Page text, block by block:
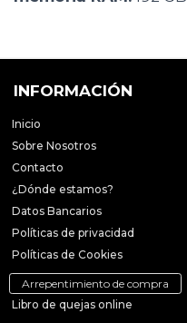
INFORMACIÓN
Inicio
Sobre Nosotros
Contacto
¿Dónde estamos?
Datos Bancarios
Políticas de privacidad
Políticas de Cookies
Arrepentimiento de compra
Libro de quejas online